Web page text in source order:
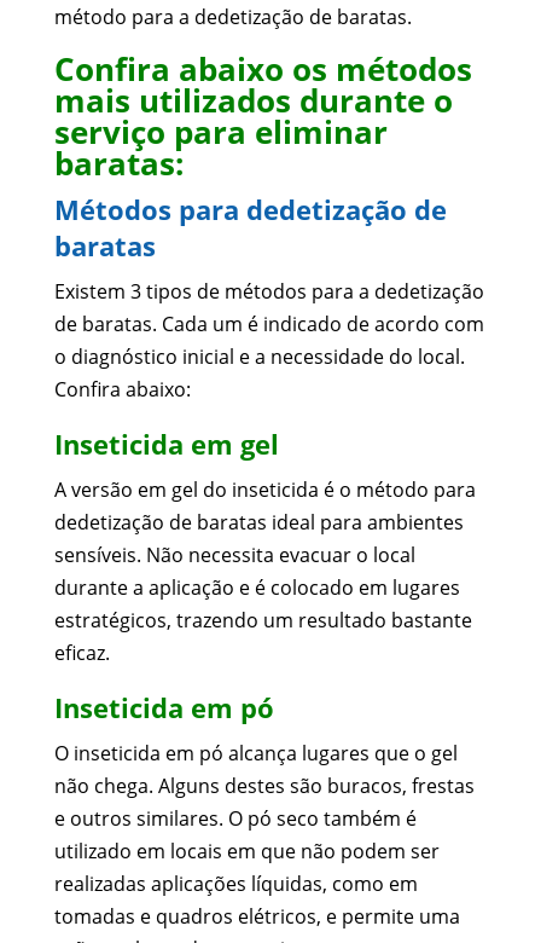
método para a dedetização de baratas.
Confira abaixo os métodos
mais utilizados durante o
serviço para eliminar
baratas:
Métodos para dedetização de
baratas
Existem 3 tipos de métodos para a dedetização
de baratas. Cada um é indicado de acordo com
o diagnóstico inicial e a necessidade do local.
Confira abaixo:
Inseticida em gel
A versão em gel do inseticida é o método para
dedetização de baratas ideal para ambientes
sensíveis. Não necessita evacuar o local
durante a aplicação e é colocado em lugares
estratégicos, trazendo um resultado bastante
eficaz.
Inseticida em pó
O inseticida em pó alcança lugares que o gel
não chega. Alguns destes são buracos, frestas
e outros similares. O pó seco também é
utilizado em locais em que não podem ser
realizadas aplicações líquidas, como em
tomadas e quadros elétricos, e permite uma